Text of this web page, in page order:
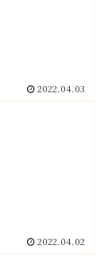
2022.04.03
2022.04.02